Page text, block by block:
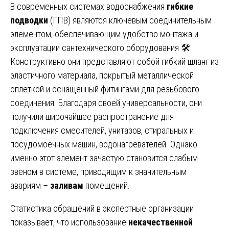
В современных системах водоснабжения гибкие
подводки (ГПВ) являются ключевым соединительным
элементом, обеспечивающим удобство монтажа и
эксплуатации сантехнического оборудования 🛠️.
Конструктивно они представляют собой гибкий шланг из
эластичного материала, покрытый металлической
оплеткой и оснащенный фитингами для резьбового
соединения. Благодаря своей универсальности, они
получили широчайшее распространение для
подключения смесителей, унитазов, стиральных и
посудомоечных машин, водонагревателей. Однако
именно этот элемент зачастую становится слабым
звеном в системе, приводящим к значительным
авариям – заливам помещений.
Статистика обращений в экспертные организации
показывает, что использование некачественной